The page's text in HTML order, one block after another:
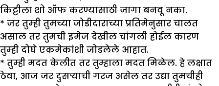
किट्टीला शो ऑफ करण्यासाठी जागा बनवू नका.
* जर तुम्ही तुमच्या जोडीदाराच्या प्रतिमेनुसार चालत
असाल तर तुमची इमेज देखील चांगली होईल कारण
तुम्ही दोघे एकमेकांशी जोडलेले आहात.
* तुम्ही मदत केलीत तर तुम्हाला मदत मिळेल. हे लक्षात
ठेवा, आज जर दुसऱ्याची गरज असेल तर उद्या तुमचीही